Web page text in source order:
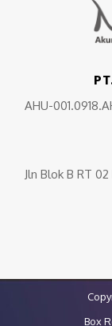
AHU-
Jln Blok B RT
Box